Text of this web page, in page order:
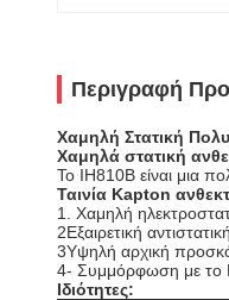
Περιγραφή
Χαμηλή Στατική
Χαμηλά στατική
Το IH810B είναι μια
Ταινία Kapton
1. Χαμηλή
2Εξαιρετική
3Υψηλή αρχική
4- Συμμόρφωση με το
Ιδιότητες: